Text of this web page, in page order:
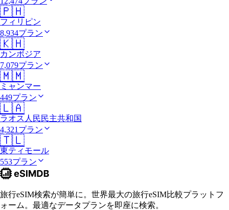
🇵🇭
フィリピン
8,934プラン
🇰🇭
カンボジア
7,079プラン
🇲🇲
ミャンマー
449プラン
🇱🇦
ラオス人民民主共和国
4,321プラン
🇹🇱
東ティモール
553プラン
旅行eSIM検索が簡単に。世界最大の旅行eSIM比較プラットフ
ォーム。最適なデータプランを即座に検索。